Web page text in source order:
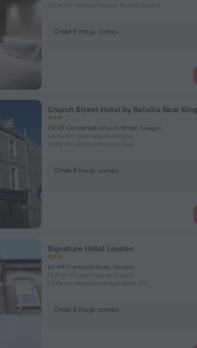
261 м от метростанция Russell Square
Стая в този хотел
29-33 Camberwell Church Street, Лондон
4,5 км от центъра на Лондон
1,8 км от метростанция Oval
Стая в този хотел
Signature Hotel London
62-64 Cranbrook Road, Лондон
14,9 км от центъра на Лондон
1,8 км от метростанция Gants Hill
Стая в този хотел